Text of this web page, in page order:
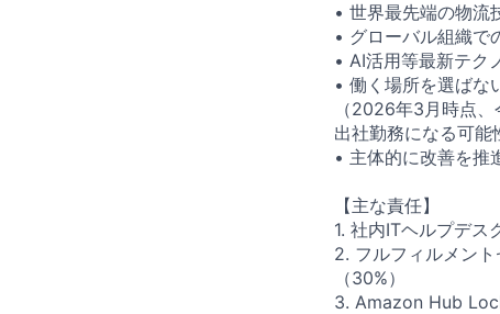
• 世界最先端の物流
• グローバル組織で
• AI活用等最新テク
• 働く場所を選ばな
（2026年3月時点
出社勤務になる可能
• 主体的に改善を推
【主な責任】
1. 社内ITヘルプデス
2. フルフィルメン
（30%）
3. Amazon Hub